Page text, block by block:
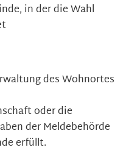
in der die Wahl
des Wohnortes
oder die
der Meldebehörde
erfüllt.